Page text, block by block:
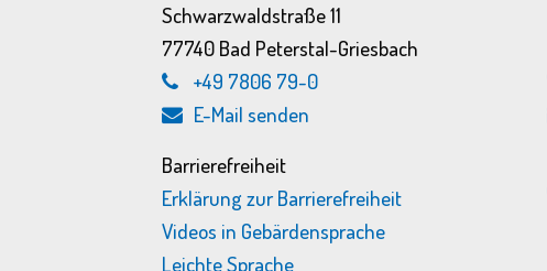
Schwarzwaldstraße 11
77740 Bad Peterstal-Griesbach
+49 7806 79-0
E-Mail senden
Barrierefreiheit
Erklärung zur Barrierefreiheit
Videos in Gebärdensprache
Leichte Sprache